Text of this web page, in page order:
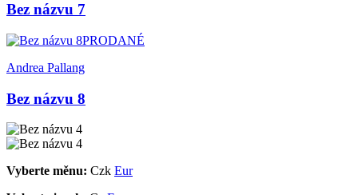
Bez názvu 7
PRODANÉ
Andrea Pallang
Bez názvu 8
Vyberte měnu: Czk Eur